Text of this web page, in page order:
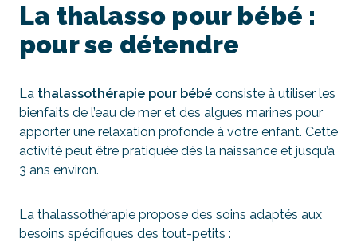
La thalasso pour bébé :
pour se détendre
La thalassothérapie pour bébé consiste à utiliser les
bienfaits de l’eau de mer et des algues marines pour
apporter une relaxation profonde à votre enfant. Cette
activité peut être pratiquée dès la naissance et jusqu’à
3 ans environ.
La thalassothérapie propose des soins adaptés aux
besoins spécifiques des tout-petits :